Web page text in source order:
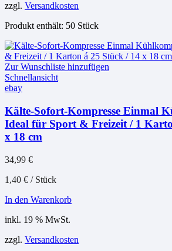
zzgl. Versandkosten
Produkt enthält: 50 Stück
Zur Wunschliste hinzufügen
Schnellansicht
ebay
Kälte-Sofort-Kompresse Einmal
Ideal für Sport & Freizeit / 1
x 18 cm
34,99 €
1,40 € / Stück
In den Warenkorb
inkl. 19 % MwSt.
zzgl. Versandkosten